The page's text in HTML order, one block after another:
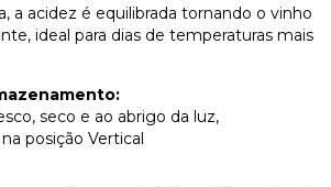
a acidez é equilibrada tornando o vinho
ideal para dias de temperaturas mais
seco e ao abrigo da luz,
posição Vertical